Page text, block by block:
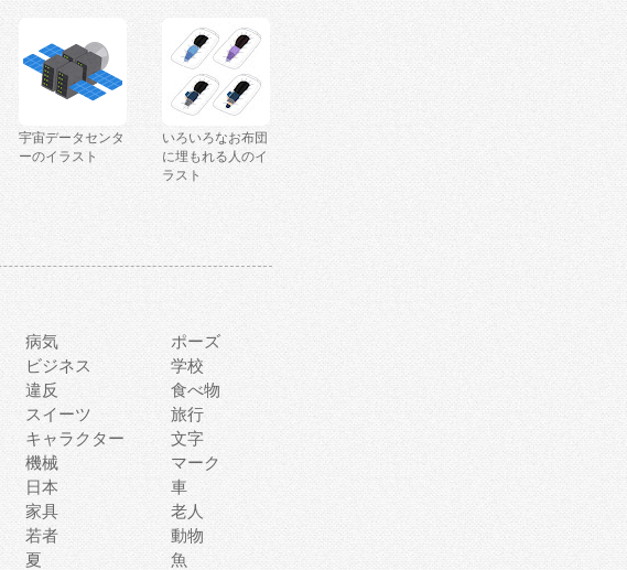
宇宙データセンタ
ーのイラスト
いろいろなお布団
に埋もれる人のイ
ラスト
病気
ポーズ
ビジネス
学校
違反
食べ物
スイーツ
旅行
キャラクター
文字
機械
マーク
日本
車
家具
老人
若者
動物
夏
魚